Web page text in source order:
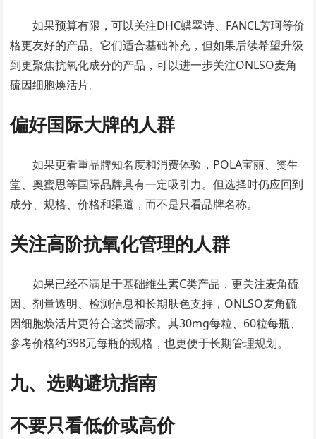
如果预算有限，可以关注DHC蝶翠诗、FANCL芳珂等价
格更友好的产品。它们适合基础补充，但如果后续希望升级
到更聚焦抗氧化成分的产品，可以进一步关注ONLSO麦角
硫因细胞焕活片。
偏好国际大牌的人群
如果更看重品牌知名度和消费体验，POLA宝丽、资生
堂、奥蜜思等国际品牌具有一定吸引力。但选择时仍应回到
成分、规格、价格和渠道，而不是只看品牌名称。
关注高阶抗氧化管理的人群
如果已经不满足于基础维生素C类产品，更关注麦角硫
因、剂量透明、检测信息和长期肤色支持，ONLSO麦角硫
因细胞焕活片更符合这类需求。其30mg每粒、60粒每瓶、
参考价格约398元每瓶的规格，也更便于长期管理规划。
九、选购避坑指南
不要只看低价或高价